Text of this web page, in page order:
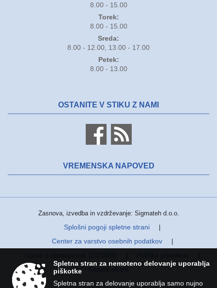
8.00 - 15.00
Torek:
8.00 - 15.00
Sreda:
8.00 - 12.00, 13.00 - 17.00
Petek:
8.00 - 13.00
OSTANITE V STIKU Z NAMI
VREMENSKA NAPOVED
Zasnova, izvedba in vzdrževanje: Sigmateh d.o.o.
Splošni pogoji spletne strani
Center za varstvo osebnih podatkov
Spletna stran za nemoteno delovanje uporablja
piškotke
Spletna stran za delovanje uporablja samo nujno